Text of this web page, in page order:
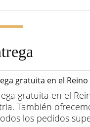
gratuita en el
gratuita en el
También
los pedidos